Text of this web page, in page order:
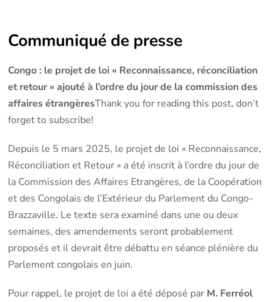
des
descendants
d’esclaves
déportés
Communiqué de presse
Congo : le projet de loi « Reconnaissance, réconciliation
et retour » ajouté à l’ordre du jour de la commission des
affaires étrangèresThank you for reading this post, don’t
forget to subscribe!
Depuis le 5 mars 2025, le projet de loi « Reconnaissance,
Réconciliation et Retour » a été inscrit à l’ordre du jour de
la Commission des Affaires Etrangères, de la Coopération
et des Congolais de l’Extérieur du Parlement du Congo-
Brazzaville. Le texte sera examiné dans une ou deux
semaines, des amendements seront probablement
proposés et il devrait être débattu en séance plénière du
Parlement congolais en juin.
Pour rappel, le projet de loi a été déposé par M. Ferréol